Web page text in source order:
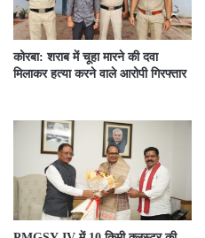
कोरबा: शराब में चूहा मारने की दवा
मिलाकर हत्या करने वाले आरोपी गिरफ्तार